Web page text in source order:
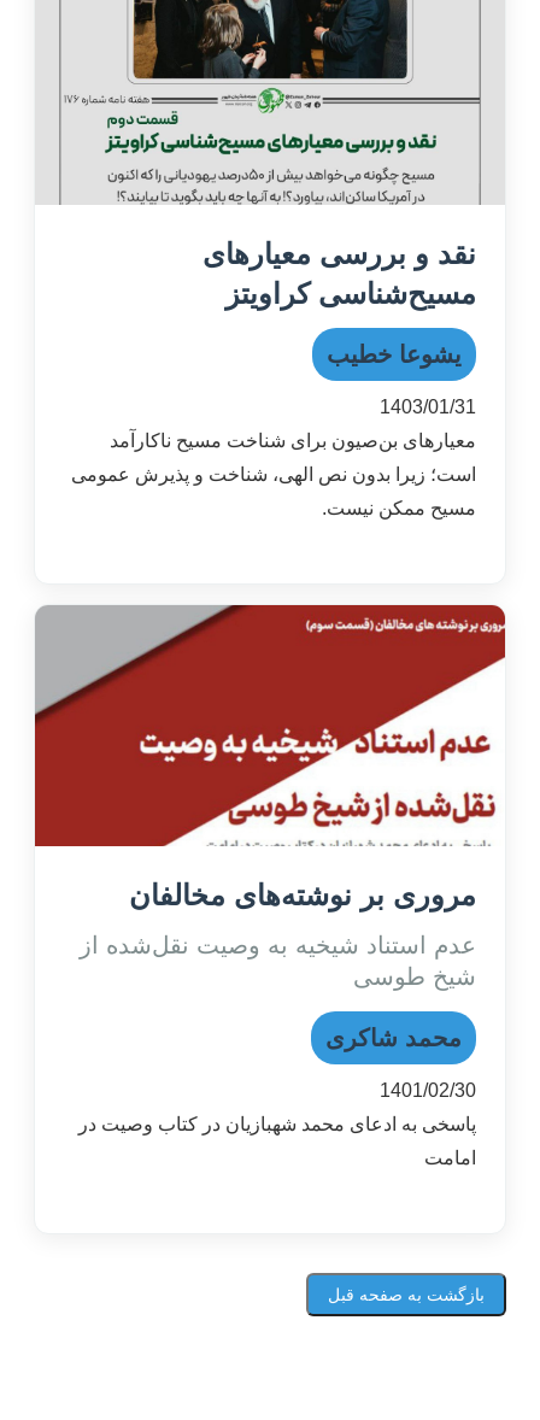
نقد و بررسی معیارهای
مسیح‌‌شناسی کراویتز
یشوعا خطیب
1403/01/31
معیارهای بن‌صیون برای شناخت مسیح ناکارآمد
است؛ زیرا بدون نص الهی، شناخت و پذیرش عمومی
مسیح ممکن نیست.
مروری بر نوشته‌های مخالفان
عدم استناد شیخیه به وصیت نقل‌شده از
شیخ طوسی
محمد شاکری
1401/02/30
پاسخی به ادعای محمد شهبازیان در کتاب وصیت در
امامت
بازگشت به صفحه قبل